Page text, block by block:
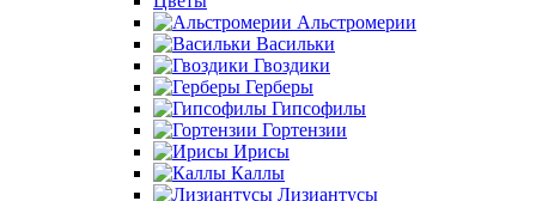
Альстромерии
Васильки
Гвоздики
Герберы
Гипсофилы
Гортензии
Ирисы
Каллы
Лизиантусы